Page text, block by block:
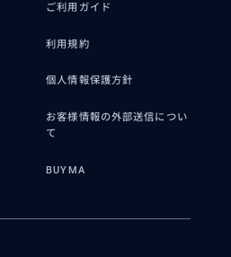
ご利用ガイド
利用規約
個人情報保護方針
お客様情報の外部送信につい
て
BUYMA